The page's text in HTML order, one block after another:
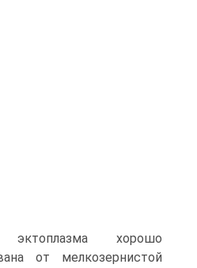
эктоплазма хорошо
от мелкозернистой